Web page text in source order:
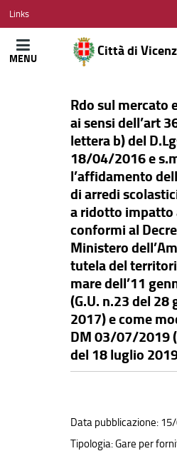
CITTÀ
DI
VICENZA
Links
Città di
MENU
Rdo sul mercato
ai sensi dell’art
lettera b) del
18/04/2016 e
l’affidamento
di arredi
a ridotto impatto
conformi al
Ministero
tutela del
mare dell’11
(G.U. n.23 del 28
2017) e come
DM 03/07/2019
del 18 luglio
Data pubblicazione:
Tipologia: Gare per